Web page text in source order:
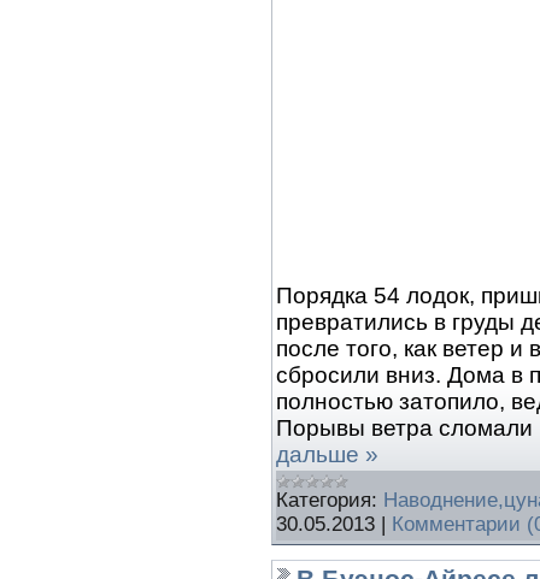
Порядка 54 лодок,
превратились в груды
после того, как ветер
сбросили вниз. Дома в
полностью затопило,
Порывы ветра
дальше »
Категория:
30.05.2013 | Комментарии